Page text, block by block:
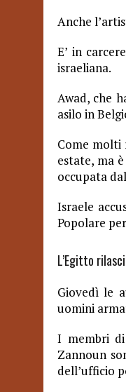
Anche
E’ in
israeliana.
Awad, che
asilo in
Come molti
estate, ma
occupata
Israele
Popolare
L’Egitto
Giovedì le
uomini
I membri di
Zannoun
dell’ufficio